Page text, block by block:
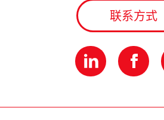
联系方式